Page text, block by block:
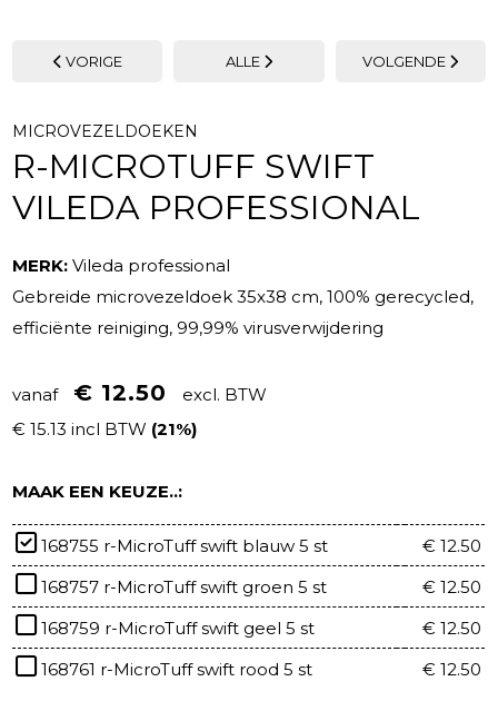
VORIGE ALLE VOLGENDE
MICROVEZELDOEKEN
R-MICROTUFF SWIFT
VILEDA PROFESSIONAL
MERK: Vileda professional
Gebreide microvezeldoek 35x38 cm, 100% gerecycled,
efficiënte reiniging, 99,99% virusverwijdering
vanaf € 12.50
excl. BTW
€ 15.13 incl BTW (21%)
MAAK EEN KEUZE..:
168755 r-MicroTuff swift blauw 5 st
€ 12.50
168757 r-MicroTuff swift groen 5 st
€ 12.50
168759 r-MicroTuff swift geel 5 st
€ 12.50
168761 r-MicroTuff swift rood 5 st
€ 12.50